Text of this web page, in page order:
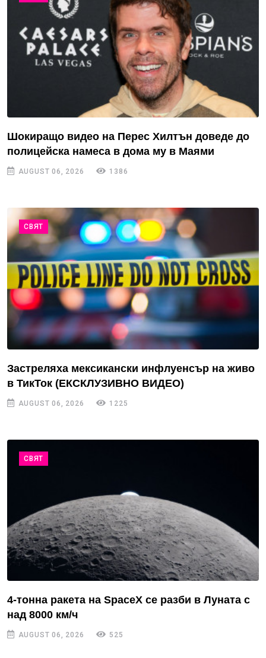
Шокиращо видео на Перес Хилтън доведе до
полицейска намеса в дома му в Маями
AUGUST 06, 2026 1386
СВЯТ
Застреляха мексикански инфлуенсър на живо
в ТикТок (ЕКСКЛУЗИВНО ВИДЕО)
AUGUST 06, 2026 1225
СВЯТ
4-тонна ракета на SpaceX се разби в Луната с
над 8000 км/ч
AUGUST 06, 2026 525